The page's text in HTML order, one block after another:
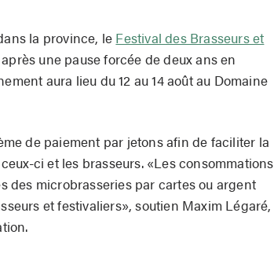
la province, le Festival des Brasseurs et
une pause forcée de deux ans en
aura lieu du 12 au 14 août au Domaine
de paiement par jetons afin de faciliter la
ci et les brasseurs. «Les consommations
des microbrasseries par cartes ou argent
et festivaliers», soutien Maxim Légaré,